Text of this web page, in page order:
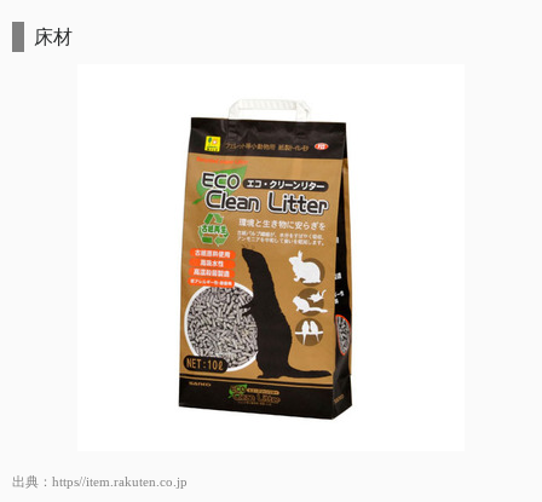
床材
出典： https//item.rakuten.co.jp